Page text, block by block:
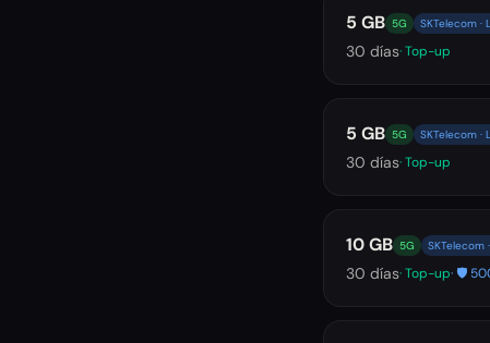
5 GB 5G SKTelecom ·
30 días· Top-up
5 GB 5G SKTelecom ·
30 días· Top-up
10 GB 5G SKTelecom
30 días· Top-up· 🛡️